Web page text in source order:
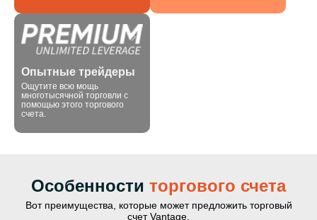
Опытные трейдеры
Ощутите всю мощь
многотысячной торговли с
помощью этого торгового
счета.
Особенности торгового счета
Вот преимущества, которые может предложить торговый
счет Vantage.